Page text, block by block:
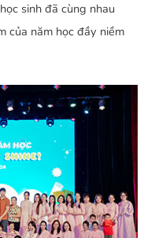
sinh đã cùng nhau
của năm học đầy niềm